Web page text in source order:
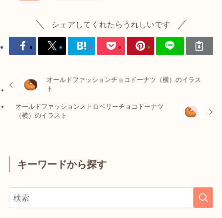
シェアしてくれたらうれしいです
オールドファッションチョコドーナツ（横）のイラス
ト
オールドファッションストロベリーチョコドーナツ
（横）のイラスト
キーワードから探す